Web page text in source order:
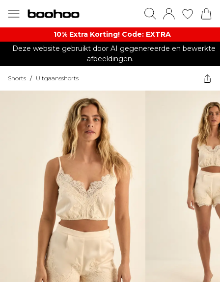
10% Extra Korting! Code: EXTRA​
Deze website gebruikt door AI gegenereerde en bewerkte
afbeeldingen.
Shorts / Uitgaansshorts